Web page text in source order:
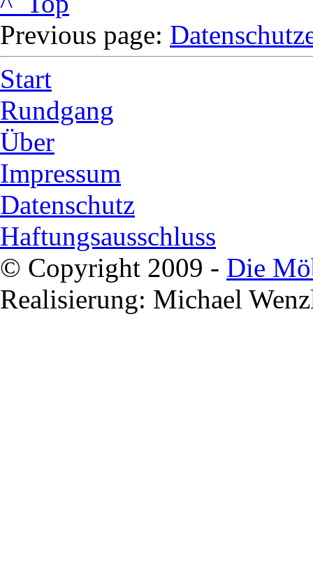
Previous page:
Start
Rundgang
Über
Impressum
Datenschutz
Haftungsausschluss
© Copyright 2009 - Die
Realisierung: Michael